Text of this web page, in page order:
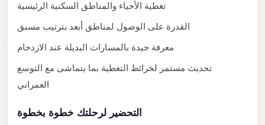
تغطية الأحياء والمناطق السكنية الرئيسية
القدرة على الوصول لمناطق أبعد بترتيب مسبق
معرفة جيدة بالمسارات البديلة عند الازدحام
تحديث مستمر لخرائط التغطية بما يتماشى مع التوسع
العمراني
التحضير لرحلتك خطوة بخطوة
Transfer
from
Cairo
New
Taxi